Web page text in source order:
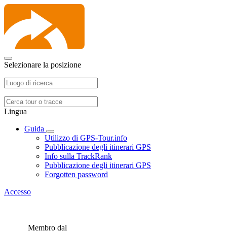
Selezionare la posizione
Lingua
Guida
Utilizzo di GPS-Tour.info
Pubblicazione degli itinerari GPS
Info sulla TrackRank
Pubblicazione degli itinerari GPS
Forgotten password
Accesso
Membro dal